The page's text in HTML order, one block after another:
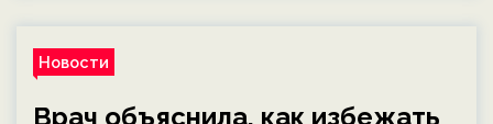
Новости
Врач объяснила, как избежать